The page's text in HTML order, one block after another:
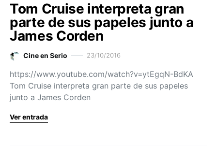
Tom Cruise interpreta gran
parte de sus papeles junto a
James Corden
Cine en Serio 23/10/2016
https://www.youtube.com/watch?v=ytEgqN-BdKA
Tom Cruise interpreta gran parte de sus papeles
junto a James Corden
Ver entrada